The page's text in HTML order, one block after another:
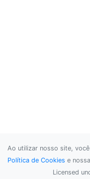
Ao utilizar nosso site,
Política de Cookies e nossa
Licensed